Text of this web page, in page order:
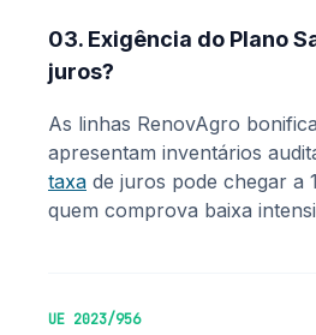
03. Exigência do Plano
juros?
As linhas RenovAgro
apresentam inventários
taxa de juros pode chegar a
quem comprova baixa
UE 2023/956